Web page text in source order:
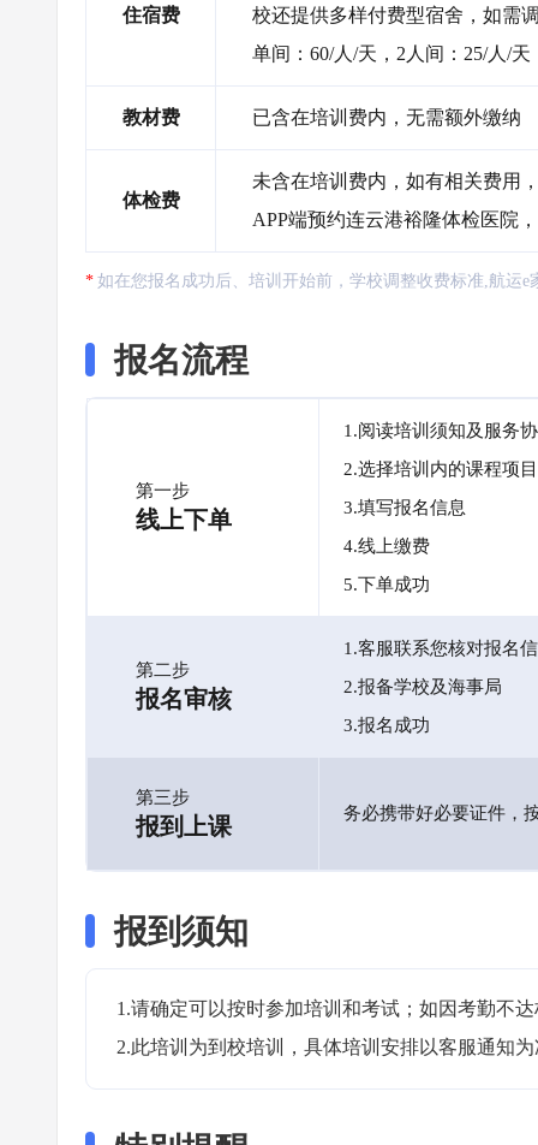
住宿费
校还提供多样付费型宿舍，如需
单间：60/人/天，2人间：25/人/
教材费 已含在培训费内，无需额外缴纳
体检费
未含在培训费内，如有相关费用
APP端预约连云港裕隆体检医院
如在您报名成功后、培训开始前，学校调整收费标准,航运
报名流程
第一步
线上下单
1.阅读培训须知及服务
2.选择培训内的课程项目
3.填写报名信息
4.线上缴费
5.下单成功
第二步
报名审核
1.客服联系您核对报名
2.报备学校及海事局
3.报名成功
第三步
报到上课 务必携带好必要证件，
报到须知
1.请确定可以按时参加培训和考试；如因考勤不
2.此培训为到校培训，具体培训安排以客服通知